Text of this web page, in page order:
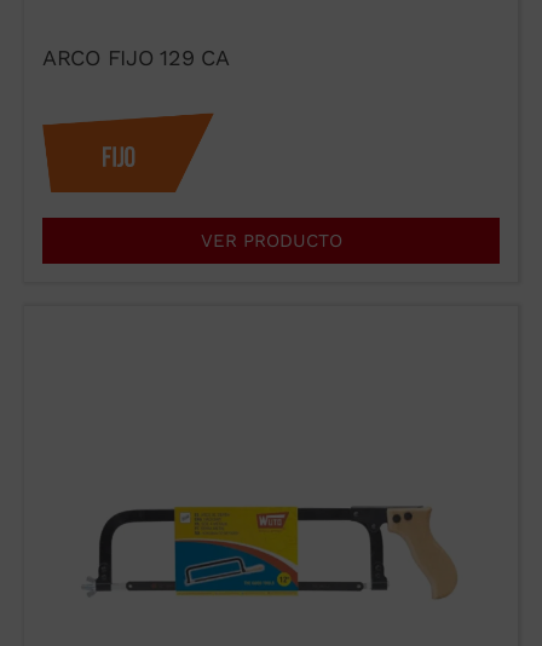
ARCO FIJO 129 CA
VER PRODUCTO
WUTO, TÉCNICA